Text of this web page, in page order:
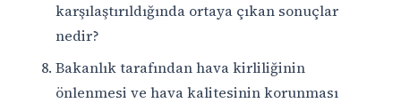
karşılaştırıldığında ortaya çıkan sonuçlar
nedir?
Bakanlık tarafından hava kirliliğinin
önlenmesi ve hava kalitesinin korunması